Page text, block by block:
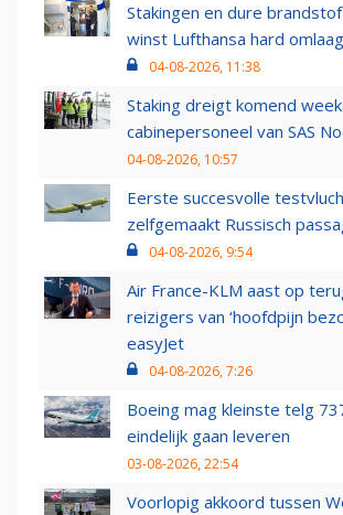
Stakingen en dure
winst Lufthansa hard omlaag
04-08-2026, 11:38
Staking dreigt komend
cabinepersoneel van SAS
04-08-2026, 10:57
Eerste succesvolle
zelfgemaakt Russisch
04-08-2026, 9:54
Air France-KLM aast op
reizigers van ‘hoofdpijn
easyJet
04-08-2026, 7:26
Boeing mag kleinste telg
eindelijk gaan leveren
03-08-2026, 22:54
Voorlopig akkoord tussen